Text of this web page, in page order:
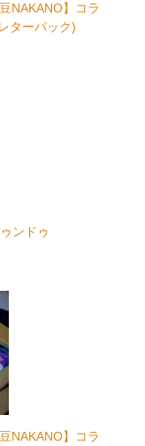
NAKANO】コラ
ターパック)
ンドゥ
NAKANO】コラ